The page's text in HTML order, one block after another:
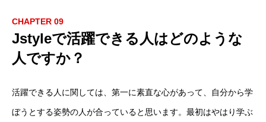
CHAPTER 09
Jstyleで活躍できる人はどのような
人ですか？
活躍できる人に関しては、第一に素直な心があって、自分から学
ぼうとする姿勢の人が合っていると思います。最初はやはり学ぶ